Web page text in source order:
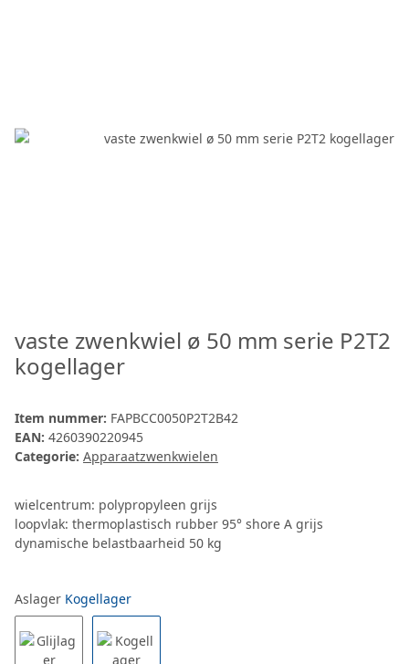
vaste zwenkwiel ø 50 mm serie P2T2
kogellager
Item nummer: FAPBCC0050P2T2B42
EAN: 4260390220945
Categorie: Apparaatzwenkwielen
wielcentrum: polypropyleen grijs
loopvlak: thermoplastisch rubber 95° shore A grijs
dynamische belastbaarheid 50 kg
Aslager Kogellager